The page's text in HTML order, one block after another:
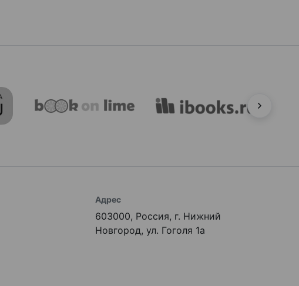
Адрес
603000, Россия, г. Нижний
Новгород, ул. Гоголя 1а